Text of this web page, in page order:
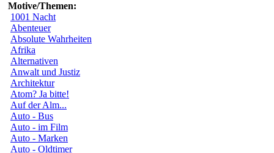
Motive/Themen:
1001 Nacht
Abenteuer
Absolute Wahrheiten
Afrika
Alternativen
Anwalt und Justiz
Architektur
Atom? Ja bitte!
Auf der Alm...
Auto - Bus
Auto - im Film
Auto - Marken
Auto - Oldtimer